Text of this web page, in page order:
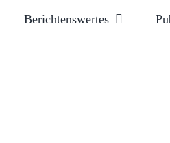
Berichtenswertes